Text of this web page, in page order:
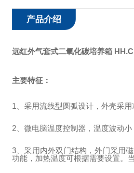
产品介绍
远红外气套式二氧化碳培养箱
主要特征：
1 、采用流线型圆弧设计，外壳采
2 、微电脑温度控制器，温度波动
3 、采用内外双门结构，外门采用
功能，加热温度可根据需要设置。